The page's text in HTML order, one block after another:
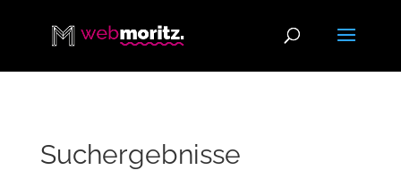
Suchergebnisse